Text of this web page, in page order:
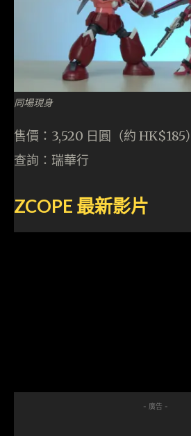
同場現身
售價：3,520 日圓（約 HK$185）
查詢：瑞華行
ZCOPE 最新影片
- 廣告 -